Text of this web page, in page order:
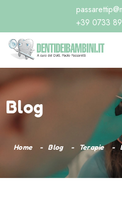
+39 0733
Blog
Home Blog Terapie